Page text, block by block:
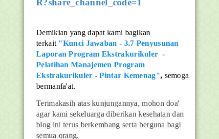
R?share_channel_code=1
Demikian yang dapat kami bagikan
terkait "Kunci Jawaban - 3.7 Penyusunan
Laporan Program Ekstrakurikuler -
Pelatihan Manajemen Program
Ekstrakurikuler - Pintar Kemenag", semoga
bermanfa'at.
Terimakasih atas kunjungannya, mohon doa'
agar kami sekeluarga diberikan kesehatan dan
blog ini terus berkembang serta berguna bagi
semua orang.